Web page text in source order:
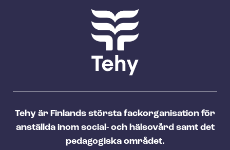
Tehy är Finlands största fackorganisation för
anställda inom social- och hälsovård samt det
pedagogiska området.